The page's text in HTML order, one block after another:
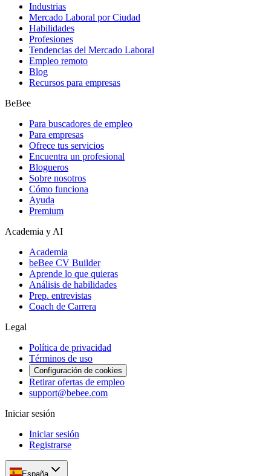
Industrias
Mercado Laboral por Ciudad
Habilidades
Profesiones
Tendencias del Mercado Laboral
Empleo remoto
Blog
Recursos para empresas
BeBee
Para buscadores de empleo
Para empresas
Ofrece tus servicios
Encuentra un profesional
Blogueros
Sobre nosotros
Cómo funciona
Ayuda
Premium
Academia y AI
Academia
beBee CV Builder
Aprende lo que quieras
Análisis de habilidades
Prep. entrevistas
Coach de Carrera
Legal
Política de privacidad
Términos de uso
Configuración de cookies
Retirar ofertas de empleo
support@bebee.com
Iniciar sesión
Iniciar sesión
Registrarse
España